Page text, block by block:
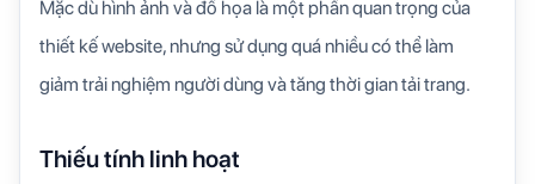
Mặc dù hình ảnh và đồ họa là một phần quan trọng của
thiết kế website, nhưng sử dụng quá nhiều có thể làm
giảm trải nghiệm người dùng và tăng thời gian tải trang.
Thiếu tính linh hoạt